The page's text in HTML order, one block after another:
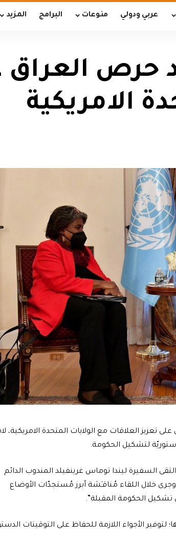
عربي ودولي منوعات البرامج المزيد
حرص العراق
الامريكية
العلاقات مع الولايات المتحدة الامريكية،
لتشكيل الحكومة.
السفيرة ليندا توماس غرينفيلد المندوب الدائم
وجرى خلال اللقاء مُناقـَشة أبرز مُستجدّات الأوضاع
تشكيل الحكومة المقبلة”.
لتوفير الأجواء اللازمة للحفاظ على التوقيتات